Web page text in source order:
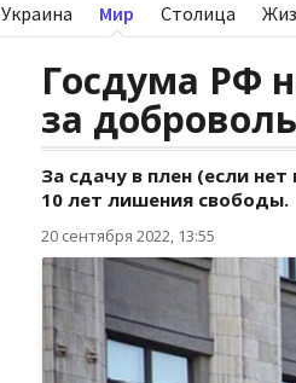
Украина Мир Столица
Госдума РФ
за
За сдачу в плен (если
10 лет лишения свободы.
20 сентября 2022, 13:55